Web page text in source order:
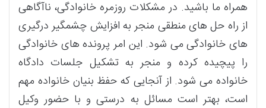
همراه ما باشید. در مشکلات روزمره خانوادگی، ناآگاهی
از راه حل های منطقی منجر به افزایش چشمگیر درگیری
های خانوادگی می شود. این امر پرونده های خانوادگی
را پیچیده کرده و منجر به تشکیل جلسات دادگاه
خانواده می شود. از آنجایی که حفظ بنیان خانواده مهم
است، بهتر است مسائل به درستی و با حضور وکیل